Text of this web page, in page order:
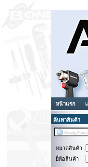
หน้าแรก
ค้นหาสินค้า
หมวดสินค้า
ยี่ห้อสินค้า